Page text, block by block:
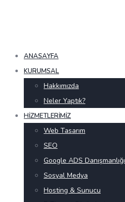
ANASAYFA
KURUMSAL
Hakkımızda
Neler Yaptık?
HIZMETLERIMIZ
Web Tasarım
SEO
Google ADS Danışmanlığı
Sosyal Medya
Hosting & Sunucu